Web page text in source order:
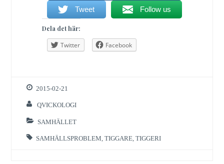
Tweet Follow us
Dela det här:
Twitter Facebook
2015-02-21
QVICKOLOGI
SAMHÄLLET
SAMHÄLLSPROBLEM ,TIGGARE ,TIGGERI